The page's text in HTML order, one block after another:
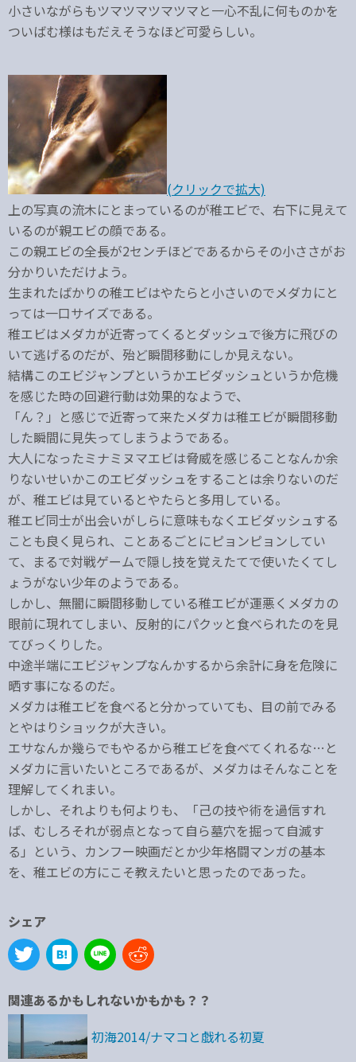
小さいながらもツマツマツマツマと一心不乱に何ものかを
ついばむ様はもだえそうなほど可愛らしい。
(クリックで拡大)
上の写真の流木にとまっているのが稚エビで、右下に見えて
いるのが親エビの顔である。
この親エビの全長が2センチほどであるからその小ささがお
分かりいただけよう。
生まれたばかりの稚エビはやたらと小さいのでメダカにと
っては一口サイズである。
稚エビはメダカが近寄ってくるとダッシュで後方に飛びの
いて逃げるのだが、殆ど瞬間移動にしか見えない。
結構このエビジャンプというかエビダッシュというか危機
を感じた時の回避行動は効果的なようで、
「ん？」と感じで近寄って来たメダカは稚エビが瞬間移動
した瞬間に見失ってしまうようである。
大人になったミナミヌマエビは脅威を感じることなんか余
りないせいかこのエビダッシュをすることは余りないのだ
が、稚エビは見ているとやたらと多用している。
稚エビ同士が出会いがしらに意味もなくエビダッシュする
ことも良く見られ、ことあるごとにピョンピョンしてい
て、まるで対戦ゲームで隠し技を覚えたてで使いたくてし
ょうがない少年のようである。
しかし、無闇に瞬間移動している稚エビが運悪くメダカの
眼前に現れてしまい、反射的にパクッと食べられたのを見
てびっくりした。
中途半端にエビジャンプなんかするから余計に身を危険に
晒す事になるのだ。
メダカは稚エビを食べると分かっていても、目の前でみる
とやはりショックが大きい。
エサなんか幾らでもやるから稚エビを食べてくれるな…と
メダカに言いたいところであるが、メダカはそんなことを
理解してくれまい。
しかし、それよりも何よりも、「己の技や術を過信すれ
ば、むしろそれが弱点となって自ら墓穴を掘って自滅す
る」という、カンフー映画だとか少年格闘マンガの基本
を、稚エビの方にこそ教えたいと思ったのであった。
シェア
関連あるかもしれないかもかも？？
初海2014/ナマコと戯れる初夏